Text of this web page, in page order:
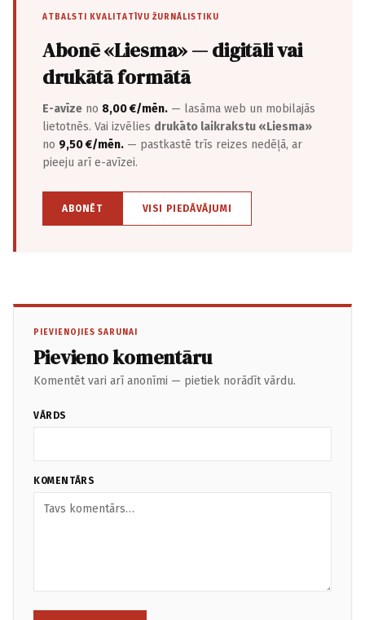
ATBALSTI KVALITATĪVU ŽURNĀLISTIKU
Abonē «Liesma» — digitāli vai
drukātā formātā
E-avīze no 8,00 €/mēn. — lasāma web un mobilajās
lietotnēs. Vai izvēlies drukāto laikrakstu «Liesma»
no 9,50 €/mēn. — pastkastē trīs reizes nedēļā, ar
pieeju arī e-avīzei.
ABONĒT VISI PIEDĀVĀJUMI
PIEVIENOJIES SARUNAI
Pievieno komentāru
Komentēt vari arī anonīmi — pietiek norādīt vārdu.
VĀRDS
KOMENTĀRS